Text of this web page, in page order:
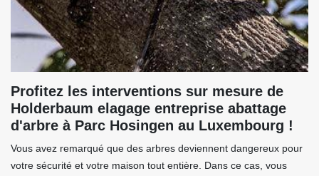
Profitez les interventions sur mesure de
Holderbaum elagage entreprise abattage
d'arbre à Parc Hosingen au Luxembourg !
Vous avez remarqué que des arbres deviennent dangereux pour
votre sécurité et votre maison tout entière. Dans ce cas, vous